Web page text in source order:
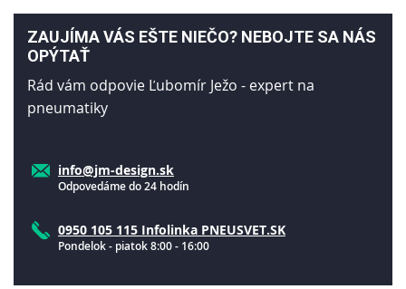
ZAUJÍMA VÁS EŠTE NIEČO? NEBOJTE SA NÁS
OPÝTAŤ
Rád vám odpovie Ľubomír Ježo - expert na
pneumatiky
info@jm-design.sk
Odpovedáme do 24 hodín
0950 105 115 Infolinka PNEUSVET.SK
Pondelok - piatok 8:00 - 16:00